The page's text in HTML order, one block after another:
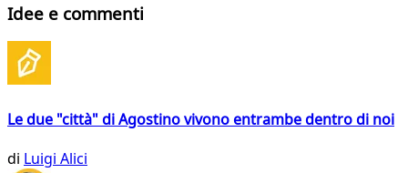
Idee e commenti
Le due "città" di Agostino vivono entrambe dentro di noi
di Luigi Alici